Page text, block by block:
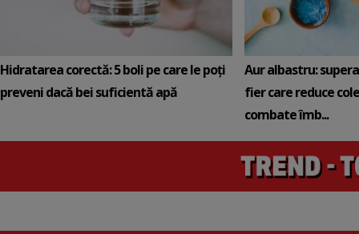
Hidratarea corectă: 5 boli pe care le poți
preveni dacă bei suficientă apă
Aur albastru:
fier care reduce
combate îmb...